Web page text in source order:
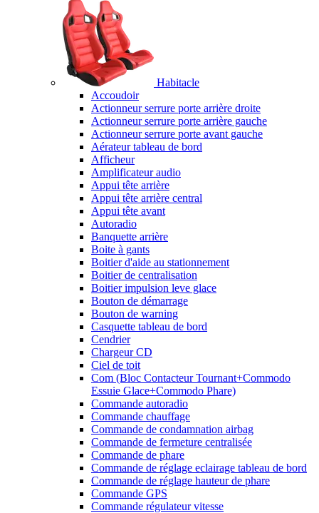
Habitacle
Accoudoir
Actionneur serrure porte arrière droite
Actionneur serrure porte arrière gauche
Actionneur serrure porte avant gauche
Aérateur tableau de bord
Afficheur
Amplificateur audio
Appui tête arrière
Appui tête arrière central
Appui tête avant
Autoradio
Banquette arrière
Boite à gants
Boitier d'aide au stationnement
Boitier de centralisation
Boitier impulsion leve glace
Bouton de démarrage
Bouton de warning
Casquette tableau de bord
Cendrier
Chargeur CD
Ciel de toit
Com (Bloc Contacteur Tournant+Commodo
Essuie Glace+Commodo Phare)
Commande autoradio
Commande chauffage
Commande de condamnation airbag
Commande de fermeture centralisée
Commande de phare
Commande de réglage eclairage tableau de bord
Commande de réglage hauteur de phare
Commande GPS
Commande régulateur vitesse